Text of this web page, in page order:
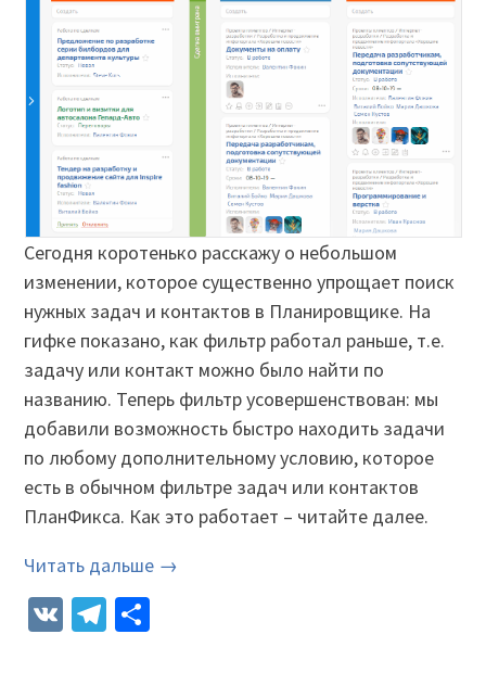
Сегодня коротенько расскажу о небольшом
изменении, которое существенно упрощает поиск
нужных задач и контактов в Планировщике. На
гифке показано, как фильтр работал раньше, т.е.
задачу или контакт можно было найти по
названию. Теперь фильтр усовершенствован: мы
добавили возможность быстро находить задачи
по любому дополнительному условию, которое
есть в обычном фильтре задач или контактов
ПланФикса. Как это работает – читайте далее.
Читать дальше →
VK Telegram